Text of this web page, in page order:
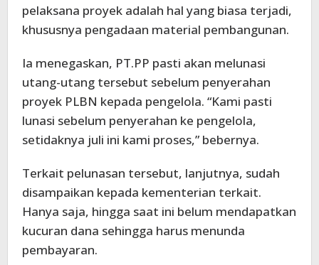
pelaksana proyek adalah hal yang biasa terjadi,
khususnya pengadaan material pembangunan.
Ia menegaskan, PT.PP pasti akan melunasi
utang-utang tersebut sebelum penyerahan
proyek PLBN kepada pengelola. “Kami pasti
lunasi sebelum penyerahan ke pengelola,
setidaknya juli ini kami proses,” bebernya.
Terkait pelunasan tersebut, lanjutnya, sudah
disampaikan kepada kementerian terkait.
Hanya saja, hingga saat ini belum mendapatkan
kucuran dana sehingga harus menunda
pembayaran.